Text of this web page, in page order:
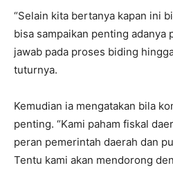
“Selain kita bertanya kapan ini
bisa sampaikan penting adanya
jawab pada proses biding
tuturnya.
Kemudian ia mengatakan bila
penting. “Kami paham fiskal
peran pemerintah daerah dan
Tentu kami akan mendorong